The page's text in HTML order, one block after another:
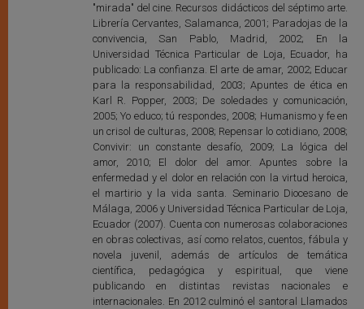
"mirada" del cine. Recursos didácticos del séptimo arte.
Librería Cervantes, Salamanca, 2001; Paradojas de la
convivencia, San Pablo, Madrid, 2002; En la
Universidad Técnica Particular de Loja, Ecuador, ha
publicado: La confianza. El arte de amar, 2002; Educar
para la responsabilidad, 2003; Apuntes de ética en
Karl R. Popper, 2003; De soledades y comunicación,
2005; Yo educo; tú respondes, 2008; Humanismo y fe en
un crisol de culturas, 2008; Repensar lo cotidiano, 2008;
Convivir: un constante desafío, 2009; La lógica del
amor, 2010; El dolor del amor. Apuntes sobre la
enfermedad y el dolor en relación con la virtud heroica,
el martirio y la vida santa. Seminario Diocesano de
Málaga, 2006 y Universidad Técnica Particular de Loja,
Ecuador (2007). Cuenta con numerosas colaboraciones
en obras colectivas, así como relatos, cuentos, fábula y
novela juvenil, además de artículos de temática
científica, pedagógica y espiritual, que viene
publicando en distintas revistas nacionales e
internacionales. En 2012 culminó el santoral Llamados